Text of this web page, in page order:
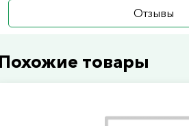
Отзывы
товары